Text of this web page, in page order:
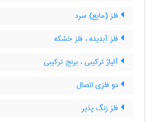
فلز (مایع) سرد
فلز آبدیده ، فلز خشکه
آلیاژ ترکیبی ، برنج ترکیبی
دو فلزی اتصال
فلز زنگ پذیر